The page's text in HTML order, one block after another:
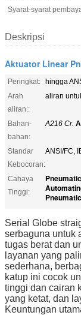
Syarat-syarat
Deskripsi
Aktuator Linear
Peringkat: hingga
Arah
aliran::
aliran
Bahan-
bahan:
A216 Cr.
Standar
Kebocoran:
ANSI/FC,
Cahaya
Tinggi:
Serial Globe
serbaguna untuk
tugas berat dan
layanan yang
sederhana,
katup ini cocok
tinggi dan cairan
yang ketat, dan
Keuntungan